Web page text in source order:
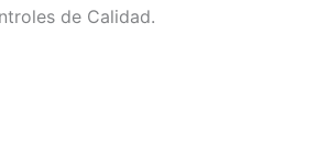
de Calidad.